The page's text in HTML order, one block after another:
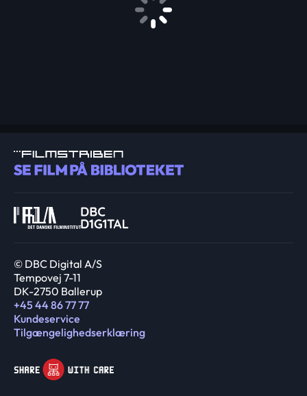
© DBC Digital A/S
Tempovej 7-11
DK-2750 Ballerup
+45 44 86 77 77
Kundeservice
Tilgængelighedserklæring